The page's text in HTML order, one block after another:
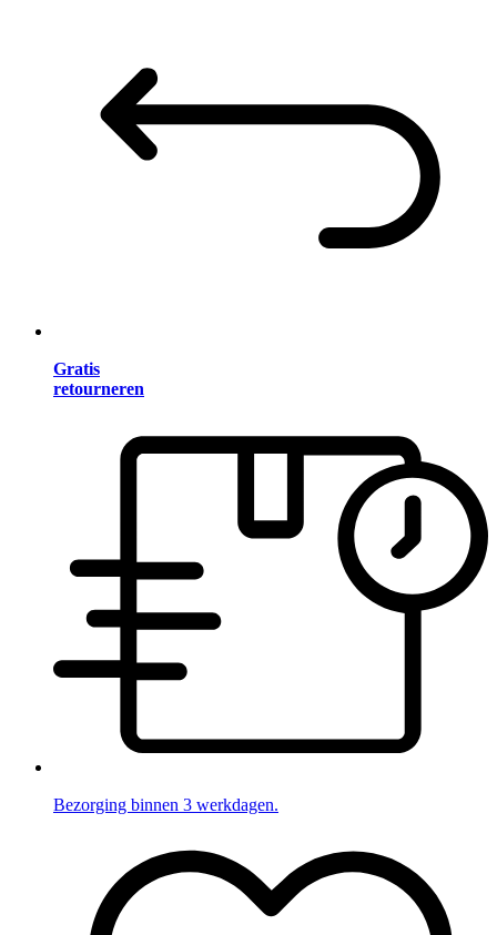
Gratis
retourneren
Bezorging binnen 3 werkdagen.